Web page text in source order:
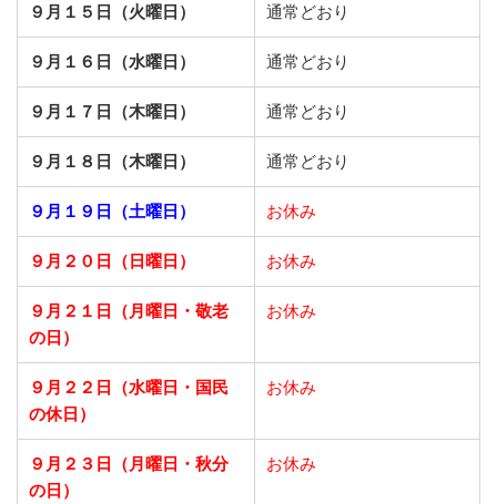
９月１５日（火曜日） 通常どおり
９月１６日（水曜日） 通常どおり
９月１７日（木曜日） 通常どおり
９月１８日（木曜日） 通常どおり
９月１９日（土曜日） お休み
９月２０日（日曜日） お休み
９月２１日
（月曜日・敬老
の日）
お休み
９月２２日
（水曜日・国民
の休日）
お休み
９月２３日
（月曜日・秋分
の日）
お休み